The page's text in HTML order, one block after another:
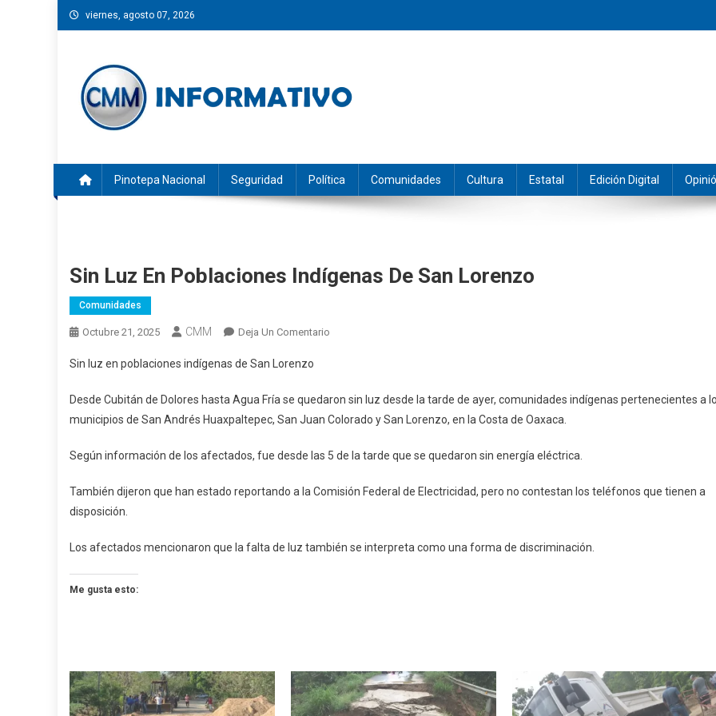
Saltar
al
viernes, agosto 07, 2026
Pinotepa Nacional Seguridad Política Comunidades Cultura Estatal Edición Digital
Sin Luz En Poblaciones Indígenas De San Lorenzo
Comunidades
Octubre 21, 2025 CMM Deja Un Comentario
Poblaciones
Indígenas
San
Sin luz en poblaciones indígenas de San Lorenzo
Desde Cubitán de Dolores hasta Agua Fría se quedaron sin luz desde la tarde de ayer, comunidades indígenas pertenecientes a
municipios de San Andrés Huaxpaltepec, San Juan Colorado y San Lorenzo, en la Costa de Oaxaca.
Según información de los afectados, fue desde las 5 de la tarde que se quedaron sin energía eléctrica.
También dijeron que han estado reportando a la Comisión Federal de Electricidad, pero no contestan los teléfonos que tienen a
disposición.
Los afectados mencionaron que la falta de luz también se interpreta como una forma de discriminación.
Me gusta esto: